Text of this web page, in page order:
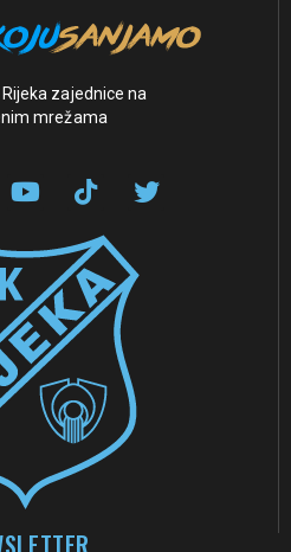
Rijeka zajednice na
mrežama